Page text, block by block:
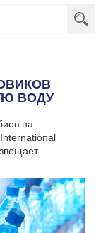
ВОДУ
на